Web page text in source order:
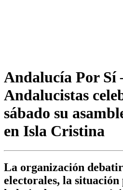
Andalucía Por Sí
Andalucistas
sábado su
en Isla Cristina
La organización
electorales, la